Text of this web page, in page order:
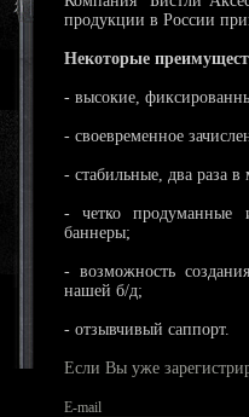
продукции в России
Некоторые
- высокие,
- своевременное
- стабильные, два раза
- четко продуманные
баннеры;
- возможность
нашей б/д;
- отзывчивый саппорт.
Если Вы уже
E-mail